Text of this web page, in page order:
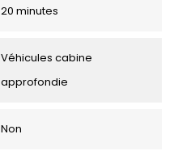
20 minutes
Véhicules cabine
approfondie
Non